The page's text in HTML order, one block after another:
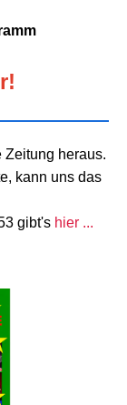
heraus.
kann uns das
gibt's hier ...